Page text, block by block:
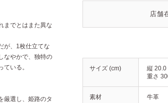
までとはまた異な
が、1枚仕立てな
なやかで、独特の
いる。
厳選し、姫路のタ
店舗
サイズ (cm)
縦 20.0
重さ
素材 牛革